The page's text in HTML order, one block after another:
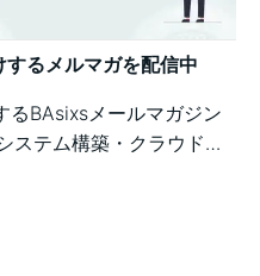
るメルマガを配信中
BAsixsメールマガジン
ステム構築・クラウド活